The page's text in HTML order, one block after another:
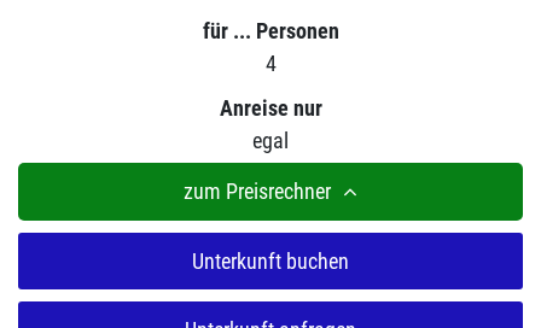
für ... Personen
4
Anreise nur
egal
zum Preisrechner
Unterkunft buchen